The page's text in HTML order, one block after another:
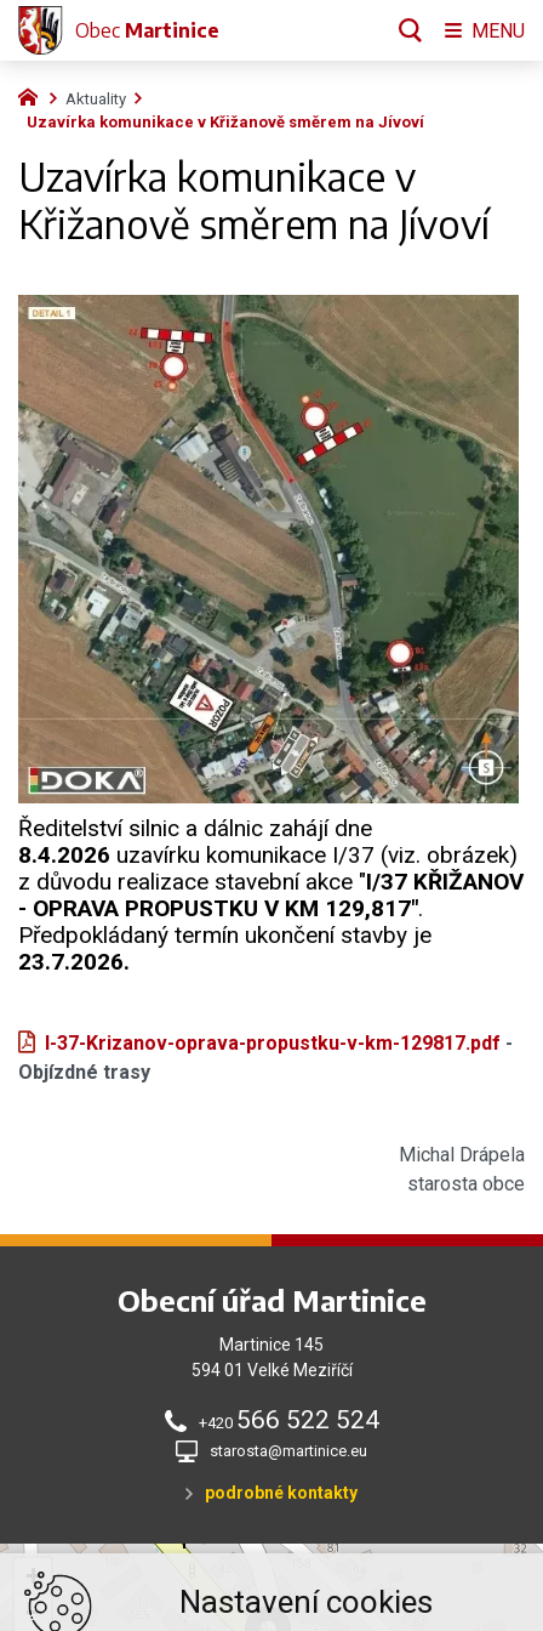
Aktuality
Uzavírka komunikace v Křižanově směrem na Jívoví
Uzavírka komunikace v
Křižanově směrem na Jívoví
Ředitelství silnic a dálnic zahájí dne
8.4.2026 uzavírku komunikace I/37 (viz. obrázek)
z důvodu realizace stavební akce "I/37 KŘIŽANOV
- OPRAVA PROPUSTKU V KM 129,817".
Předpokládaný termín ukončení stavby je
23.7.2026.
I-37-Krizanov-oprava-propustku-v-km-129817.pdf -
Objízdné trasy
Michal Drápela
starosta obce
Obecní úřad Martinice
Martinice 145
594 01 Velké Meziříčí
+420 566 522 524
starosta@martinice.eu
podrobné kontakty
+
−
Obec Martinice MENU
Nastavení cookies